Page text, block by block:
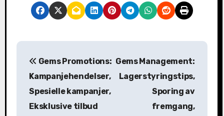
P
Gems Promotions:
Kampanjehendelser,
Spesielle kampanjer,
Eksklusive tilbud
Gems Management:
Lagerstyringstips,
Sporing av
fremgang,